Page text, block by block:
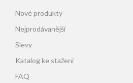
Nové produkty
Nejprodávanější
Slevy
Katalog ke stažení
FAQ